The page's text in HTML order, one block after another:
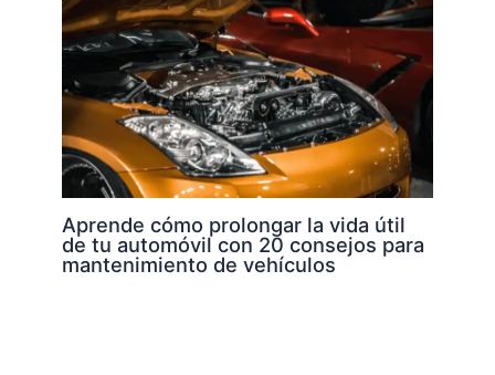
Aprende cómo prolongar la vida útil
de tu automóvil con 20 consejos para
mantenimiento de vehículos